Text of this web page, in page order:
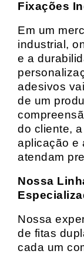
Fixações
Em um
industrial,
e a
adesivos
de um
do cliente,
aplicação e
atendam
Nossa
Nossa
de fitas
cada um